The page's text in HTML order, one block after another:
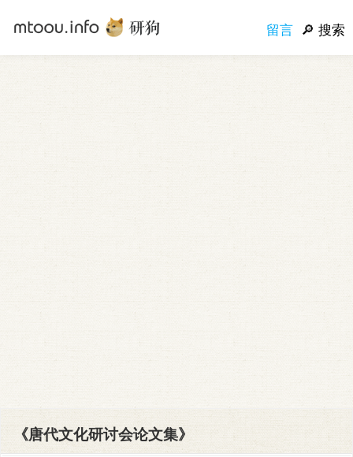
留言 搜索
《唐代文化研讨会论文集》